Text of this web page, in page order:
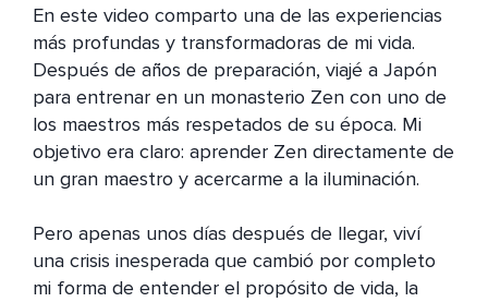
En este video comparto una de las experiencias
más profundas y transformadoras de mi vida.
Después de años de preparación, viajé a Japón
para entrenar en un monasterio Zen con uno de
los maestros más respetados de su época. Mi
objetivo era claro: aprender Zen directamente de
un gran maestro y acercarme a la iluminación.
Pero apenas unos días después de llegar, viví
una crisis inesperada que cambió por completo
mi forma de entender el propósito de vida, la